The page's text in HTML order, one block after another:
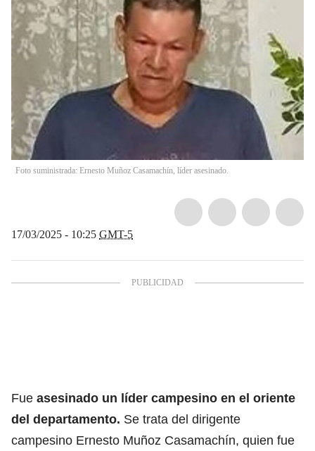
Foto suministrada: Ernesto Muñoz Casamachín, líder asesinado.
17/03/2025 - 10:25 GMT-5
Fue asesinado un líder campesino en el oriente
del departamento. Se trata del dirigente
campesino Ernesto Muñoz Casamachín, quien fue